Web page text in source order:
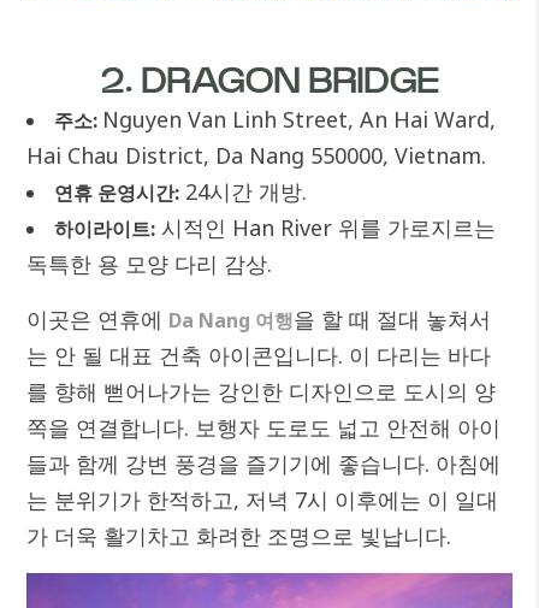
2. DRAGON BRIDGE
주소: Nguyen Van Linh Street, An Hai Ward,
Hai Chau District, Da Nang 550000, Vietnam.
연휴 운영시간: 24시간 개방.
하이라이트: 시적인 Han River 위를 가로지르는
독특한 용 모양 다리 감상.
이곳은 연휴에 Da Nang 여행을 할 때 절대 놓쳐서
는 안 될 대표 건축 아이콘입니다. 이 다리는 바다
를 향해 뻗어나가는 강인한 디자인으로 도시의 양
쪽을 연결합니다. 보행자 도로도 넓고 안전해 아이
들과 함께 강변 풍경을 즐기기에 좋습니다. 아침에
는 분위기가 한적하고, 저녁 7시 이후에는 이 일대
가 더욱 활기차고 화려한 조명으로 빛납니다.